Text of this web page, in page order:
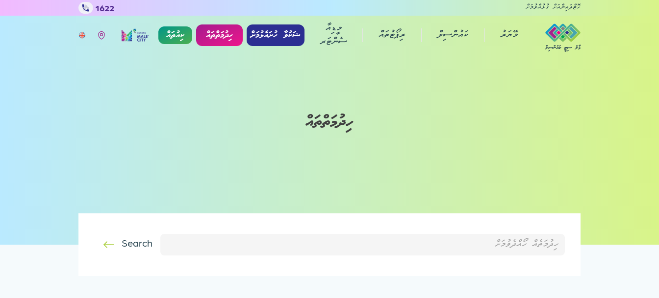
ހޮޓްލައިންއަށް ގުޅުއްވުމަށް 1622
މާލެ ސިޓީ ކައުންސިލް
މޭޔަރު ކައުންސިލް ރިޕޯޓުތައް
މީޑިއާ
ސެންޓަރ
ޝަކުވާ ހުށައެޅުމަށް ހިދުމަތްތައް ކިއުތައް
ހިދުމަތްތައް
Search